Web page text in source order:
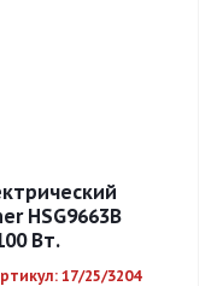
HSG9663B
Вт.
17/25/3204